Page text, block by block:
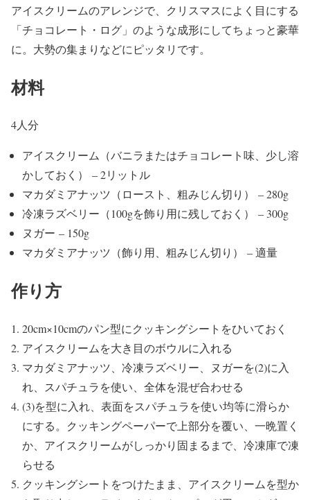
アイスクリームのアレンジで、クリスマスによく目にする
「チョコレート・ログ」のような成形にしてちょっと豪華
に。大勢の集まりなどにピッタリです。
材料
4人分
アイスクリーム（バニラまたはチョコレート味、少し溶
かしておく） – 2リットル
マカダミアナッツ（ロースト、粗みじん切り） – 280g
冷凍ラズベリー（100gを飾り用に残しておく） – 300g
ヌガー – 150g
マカダミアナッツ（飾り用、粗みじん切り） – 適量
作り方
20cm×10cmのパン型にクッキングシートをひいておく
アイスクリームを大き目のボウルに入れる
マカダミアナッツ、冷凍ラズベリー、ヌガーを(2)に入
れ、スパチュラを使い、全体を混ぜ合わせる
(3)を型に入れ、表面をスパチュラを使い均等に滑らか
にする。クッキングペーパーで上部分を覆い、一晩置く
か、アイスクリームがしっかり固まるまで、冷凍庫で凍
らせる
クッキングシートをつけたまま、アイスクリームを型か